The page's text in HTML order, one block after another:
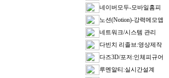
네이버모두-모바일홈피
노션(Notion)-강력메모앱
네트워크/시스템 관리
다빈치 리졸브:영상제작
다즈3D/포저:인체피규어
루멘알티:실시간설계